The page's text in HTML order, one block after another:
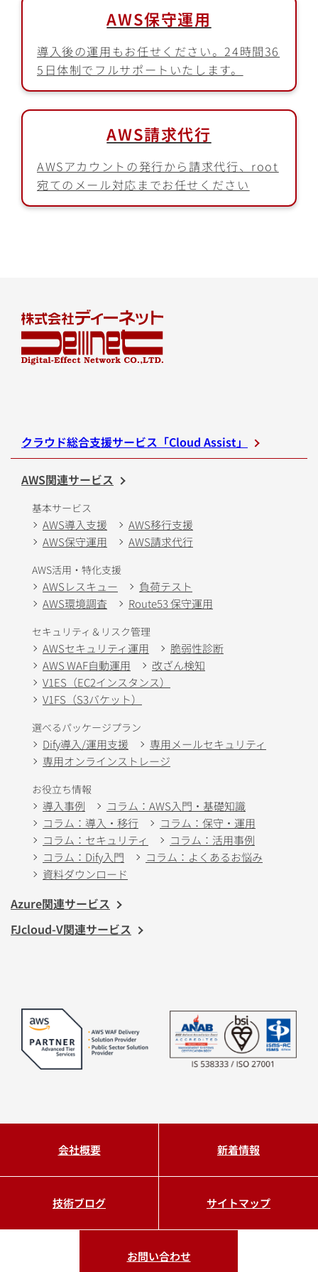
AWS保守運用
導入後の運用もお任せください。24時間36
5日体制でフルサポートいたします。
AWS請求代行
AWSアカウントの発行から請求代行、root
宛てのメール対応までお任せください
クラウド総合支援サービス「Cloud Assist」
AWS関連サービス
基本サービス
AWS導入支援
AWS移行支援
AWS保守運用
AWS請求代行
AWS活用・特化支援
AWSレスキュー
負荷テスト
AWS環境調査
Route53 保守運用
セキュリティ＆リスク管理
AWSセキュリティ運用
脆弱性診断
AWS WAF自動運用
改ざん検知
V1ES（EC2インスタンス）
V1FS（S3バケット）
選べるパッケージプラン
Dify導入/運用支援
専用メールセキュリティ
専用オンラインストレージ
お役立ち情報
導入事例
コラム：AWS入門・基礎知識
コラム：導入・移行
コラム：保守・運用
コラム：セキュリティ
コラム：活用事例
コラム：Dify入門
コラム：よくあるお悩み
資料ダウンロード
Azure関連サービス
FJcloud-V関連サービス
会社概要 新着情報
技術ブログ サイトマップ
お問い合わせ